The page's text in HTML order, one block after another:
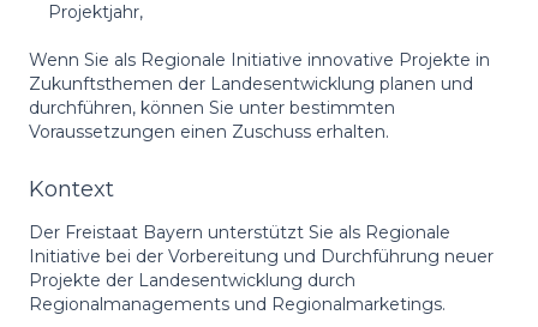
Projektjahr,
Wenn Sie als Regionale Initiative innovative Projekte in
Zukunftsthemen der Landesentwicklung planen und
durchführen, können Sie unter bestimmten
Voraussetzungen einen Zuschuss erhalten.
Kontext
Der Freistaat Bayern unterstützt Sie als Regionale
Initiative bei der Vorbereitung und Durchführung neuer
Projekte der Landesentwicklung durch
Regionalmanagements und Regionalmarketings.